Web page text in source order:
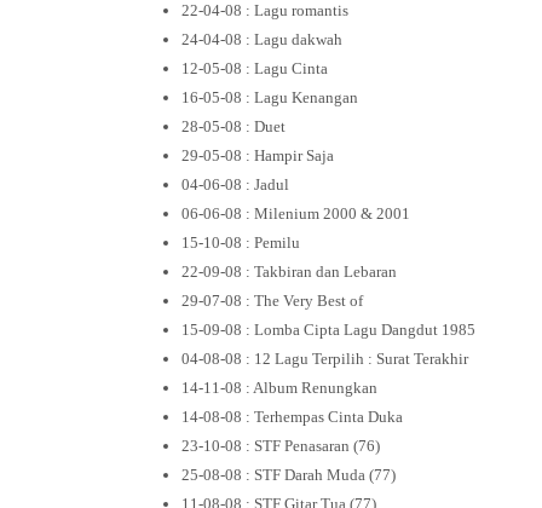
22-04-08 : Lagu romantis
24-04-08 : Lagu dakwah
12-05-08 : Lagu Cinta
16-05-08 : Lagu Kenangan
28-05-08 : Duet
29-05-08 : Hampir Saja
04-06-08 : Jadul
06-06-08 : Milenium 2000 & 2001
15-10-08 : Pemilu
22-09-08 : Takbiran dan Lebaran
29-07-08 : The Very Best of
15-09-08 : Lomba Cipta Lagu Dangdut 1985
04-08-08 : 12 Lagu Terpilih : Surat Terakhir
14-11-08 : Album Renungkan
14-08-08 : Terhempas Cinta Duka
23-10-08 : STF Penasaran (76)
25-08-08 : STF Darah Muda (77)
11-08-08 : STF Gitar Tua (77)